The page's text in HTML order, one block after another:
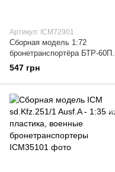
Артикул: ICM72901
Сборная модель 1:72
бронетранспортёра БТР-60П
ICM, военные
бронетранспортеры
547 грн